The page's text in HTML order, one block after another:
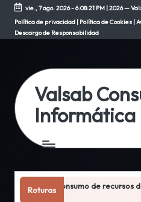
Saltar
al
vie., 7 ago. 2026-6:08:21 PM| 2026 —
Política de privacidad | Política de Cookies |
Descargo de Responsabilidad
Valsab
Informática
Roturas
el consumo de recursos de